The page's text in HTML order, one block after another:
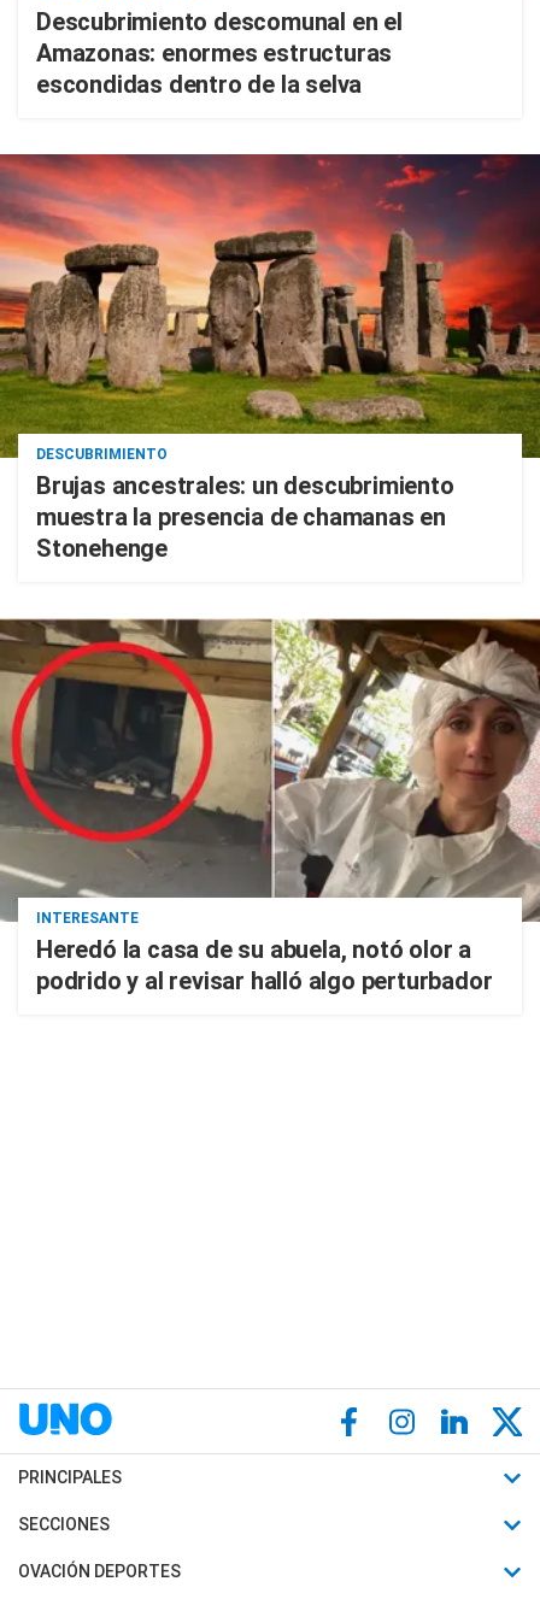
Descubrimiento descomunal en el
Amazonas: enormes estructuras
escondidas dentro de la selva
DESCUBRIMIENTO
Brujas ancestrales: un descubrimiento
muestra la presencia de chamanas en
Stonehenge
INTERESANTE
Heredó la casa de su abuela, notó olor a
podrido y al revisar halló algo perturbador
PRINCIPALES
Últimas Noticias
Política
SECCIONES
Horóscopo
OVACIÓN DEPORTES